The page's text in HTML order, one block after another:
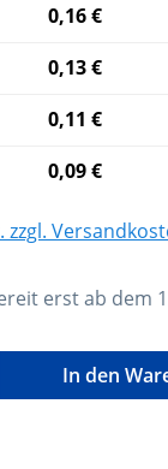
0,16 €
0,13 €
0,11 €
0,09 €
zzgl.
erst ab dem
Gib
In den